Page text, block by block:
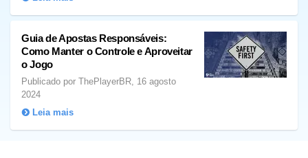
Guia de Apostas Responsáveis:
Como Manter o Controle e Aproveitar
o Jogo
Publicado por ThePlayerBR, 16 agosto
2024
Leia mais